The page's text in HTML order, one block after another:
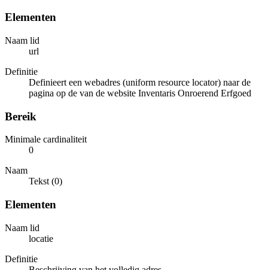
Elementen
Naam lid
url
Definitie
Definieert een webadres (uniform resource locator) naar de
pagina op de van de website Inventaris Onroerend Erfgoed
Bereik
Minimale cardinaliteit
0
Naam
Tekst (0)
Elementen
Naam lid
locatie
Definitie